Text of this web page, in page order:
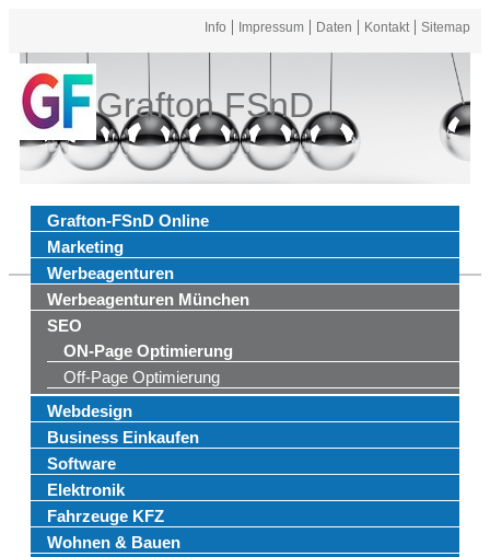
Info Impressum Daten Kontakt Sitemap
Grafton FSnD
Grafton-FSnD Online
Marketing
Werbeagenturen
Werbeagenturen München
SEO
ON-Page Optimierung
Off-Page Optimierung
Webdesign
Business Einkaufen
Software
Elektronik
Fahrzeuge KFZ
Wohnen & Bauen